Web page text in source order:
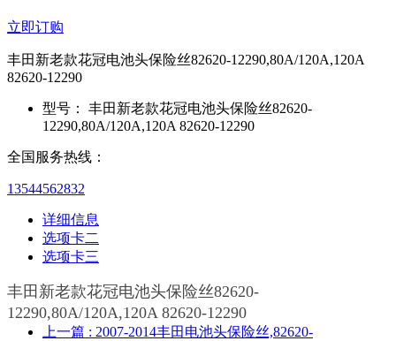
立即订购
丰田新老款花冠电池头保险丝82620-12290,80A/120A,120A
82620-12290
型号：
丰田新老款花冠电池头保险丝82620-
12290,80A/120A,120A 82620-12290
全国服务热线：
13544562832
详细信息
选项卡二
选项卡三
丰田新老款花冠电池头保险丝82620-
12290,80A/120A,120A 82620-12290
上一篇 : 2007-2014丰田电池头保险丝,82620-